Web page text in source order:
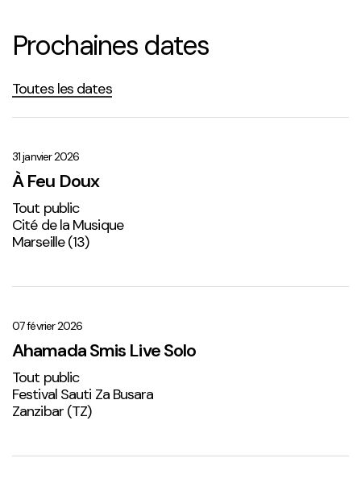
Prochaines dates
Toutes les dates
Doux
31 janvier 2026
À Feu Doux
Tout public
Cité de la Musique
Marseille (13)
Live
Solo
1
07 février 2026
Ahamada Smis Live Solo
Tout public
Festival Sauti Za Busara
Zanzibar (TZ)